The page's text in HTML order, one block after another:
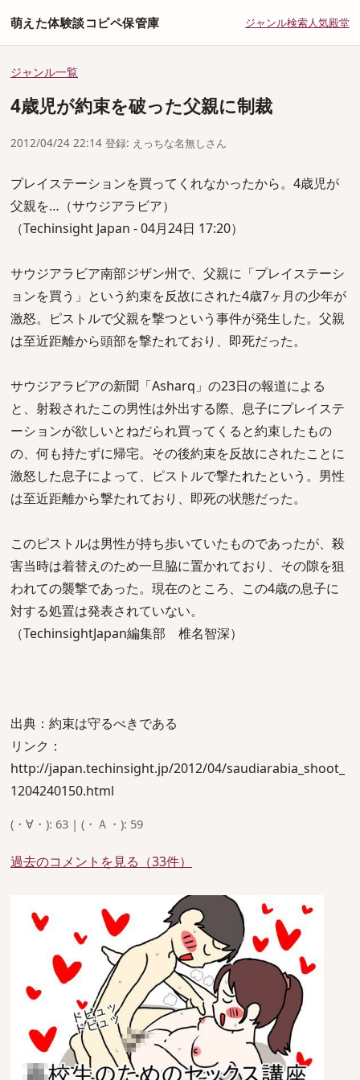
萌えた体験談コピペ保管庫 ジャンル検索人気殿堂
ジャンル一覧
4歳児が約束を破った父親に制裁
2012/04/24 22:14 登録: えっちな名無しさん
プレイステーションを買ってくれなかったから。4歳児が
父親を…（サウジアラビア）
（Techinsight Japan - 04月24日 17:20）
サウジアラビア南部ジザン州で、父親に「プレイステーシ
ョンを買う」という約束を反故にされた4歳7ヶ月の少年が
激怒。ピストルで父親を撃つという事件が発生した。父親
は至近距離から頭部を撃たれており、即死だった。
サウジアラビアの新聞「Asharq」の23日の報道による
と、射殺されたこの男性は外出する際、息子にプレイステ
ーションが欲しいとねだられ買ってくると約束したもの
の、何も持たずに帰宅。その後約束を反故にされたことに
激怒した息子によって、ピストルで撃たれたという。男性
は至近距離から撃たれており、即死の状態だった。
このピストルは男性が持ち歩いていたものであったが、殺
害当時は着替えのため一旦脇に置かれており、その隙を狙
われての襲撃であった。現在のところ、この4歳の息子に
対する処置は発表されていない。
（TechinsightJapan編集部 椎名智深）
出典：約束は守るべきである
リンク：
http://japan.techinsight.jp/2012/04/saudiarabia_shoot_
1204240150.html
(・∀・): 63 | (・Ａ・): 59
過去のコメントを見る（33件）